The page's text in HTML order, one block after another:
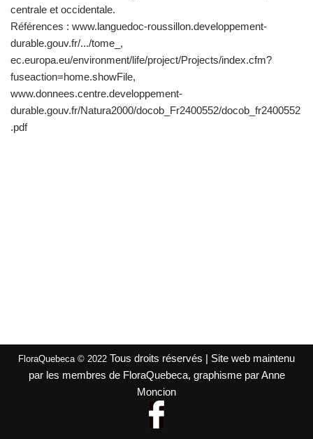
centrale et occidentale.
Références : www.languedoc-roussillon.developpement-
durable.gouv.fr/.../tome_,
ec.europa.eu/environment/life/project/Projects/index.cfm?
fuseaction=home.showFile,
www.donnees.centre.developpement-
durable.gouv.fr/Natura2000/docob_Fr2400552/docob_fr2400552
.pdf
FloraQuebeca © 2022 Tous droits réservés | Site web maintenu
par les membres de FloraQuebeca, graphisme par Anne
Moncion